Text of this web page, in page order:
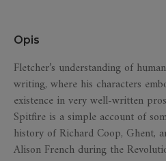
Opis
Fletcher’s understanding of
writing, where his characters
existence in very well-written
Spitfire is a simple account of
history of Richard Coop, Ghent,
Alison French during the